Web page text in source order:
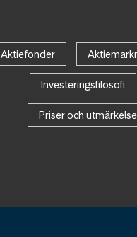
Aktiefonder
Investeringsfilosofi
Priser och